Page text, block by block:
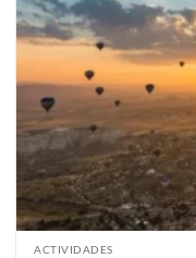
ACTIVIDADES